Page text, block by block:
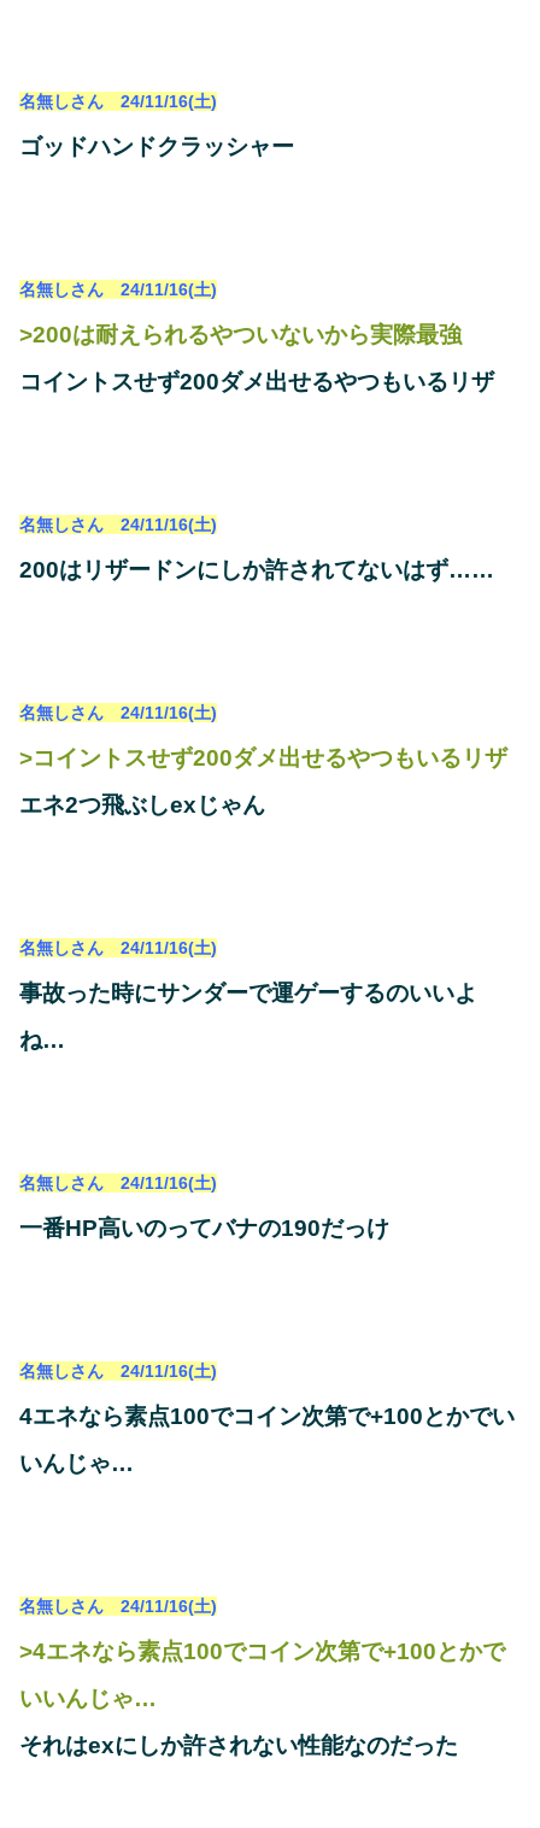
名無しさん 24/11/16(土)
ゴッドハンドクラッシャー
名無しさん 24/11/16(土)
>200は耐えられるやついないから実際最強
コイントスせず200ダメ出せるやつもいるリザ
名無しさん 24/11/16(土)
200はリザードンにしか許されてないはず……
名無しさん 24/11/16(土)
>コイントスせず200ダメ出せるやつもいるリザ
エネ2つ飛ぶしexじゃん
名無しさん 24/11/16(土)
事故った時にサンダーで運ゲーするのいいよ
ね…
名無しさん 24/11/16(土)
一番HP高いのってバナの190だっけ
名無しさん 24/11/16(土)
4エネなら素点100でコイン次第で+100とかでい
いんじゃ…
名無しさん 24/11/16(土)
>4エネなら素点100でコイン次第で+100とかで
いいんじゃ…
それはexにしか許されない性能なのだった